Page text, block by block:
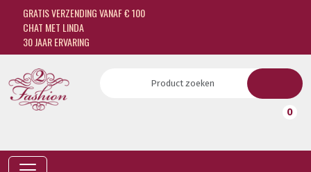
GRATIS VERZENDING VANAF € 100
CHAT MET LINDA
30 JAAR ERVARING
0